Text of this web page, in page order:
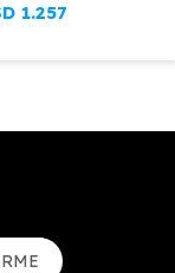
1.257